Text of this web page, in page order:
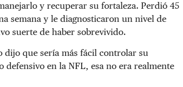
y recuperar su fortaleza. Perdió 45
semana y le diagnosticaron un nivel de
suerte de haber sobrevivido.
dijo que sería más fácil controlar su
en la NFL, esa no era realmente